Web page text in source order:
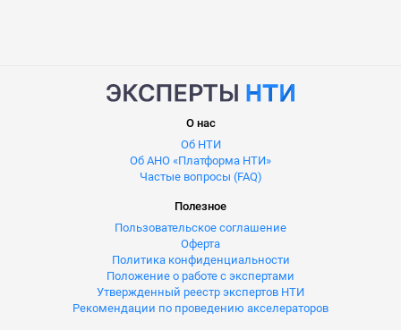
О нас
Об НТИ
Об АНО «Платформа НТИ»
Частые вопросы (FAQ)
Полезное
Пользовательское соглашение
Оферта
Политика конфиденциальности
Положение о работе с экспертами
Утвержденный реестр экспертов НТИ
Рекомендации по проведению акселераторов